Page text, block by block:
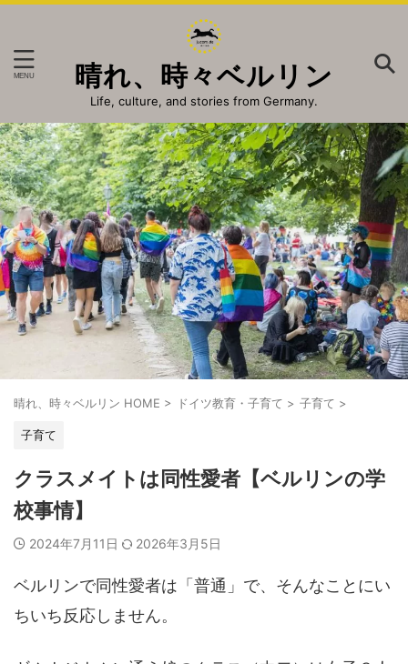
晴れ、時々ベルリン
Life, culture, and stories from Germany.
晴れ、時々ベルリン HOME > ドイツ教育・子育て > 子育て >
子育て
クラスメイトは同性愛者【ベルリンの学
校事情】
2024年7月11日 2026年3月5日
ベルリンで同性愛者は「普通」で、そんなことにい
ちいち反応しません。